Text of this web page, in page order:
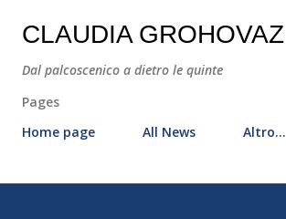
Passa ai contenuti principali
CLAUDIA GROHOVAZ
Dal palcoscenico a dietro le quinte
Pages
Home page
All News Altro…